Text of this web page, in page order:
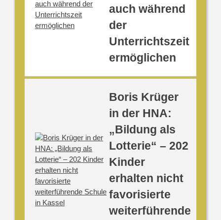
auch während
der
Unterrichtszeit
ermöglichen
Boris Krüger
in der HNA:
„Bildung als
Lotterie“ – 202
Kinder
erhalten nicht
favorisierte
weiterführende